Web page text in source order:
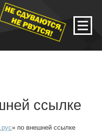
ссылке
» по внешней ссылке